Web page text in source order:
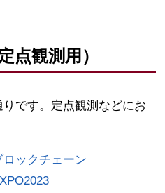
点観測用）
です。定点観測などにお
ックチェーン